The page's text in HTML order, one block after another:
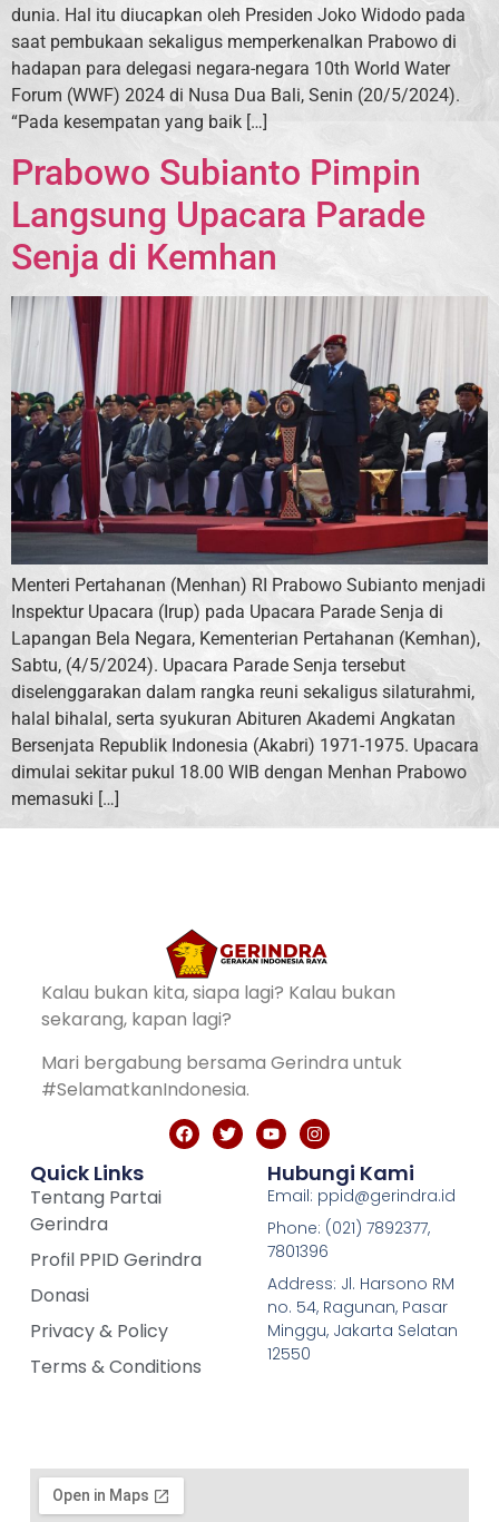
dunia. Hal itu diucapkan oleh Presiden Joko Widodo pada
saat pembukaan sekaligus memperkenalkan Prabowo di
hadapan para delegasi negara-negara 10th World Water
Forum (WWF) 2024 di Nusa Dua Bali, Senin (20/5/2024).
“Pada kesempatan yang baik […]
Prabowo Subianto Pimpin
Langsung Upacara Parade
Senja di Kemhan
Menteri Pertahanan (Menhan) RI Prabowo Subianto menjadi
Inspektur Upacara (Irup) pada Upacara Parade Senja di
Lapangan Bela Negara, Kementerian Pertahanan (Kemhan),
Sabtu, (4/5/2024). Upacara Parade Senja tersebut
diselenggarakan dalam rangka reuni sekaligus silaturahmi,
halal bihalal, serta syukuran Abituren Akademi Angkatan
Bersenjata Republik Indonesia (Akabri) 1971-1975. Upacara
dimulai sekitar pukul 18.00 WIB dengan Menhan Prabowo
memasuki […]
Kalau bukan kita, siapa lagi? Kalau bukan
sekarang, kapan lagi?
Mari bergabung bersama Gerindra untuk
#SelamatkanIndonesia.
Quick Links
Tentang Partai
Gerindra
Profil PPID Gerindra
Donasi
Privacy & Policy
Terms & Conditions
Hubungi Kami
Email: ppid@gerindra.id
Phone: (021) 7892377,
7801396
Address: Jl. Harsono RM
no. 54, Ragunan, Pasar
Minggu, Jakarta Selatan
12550